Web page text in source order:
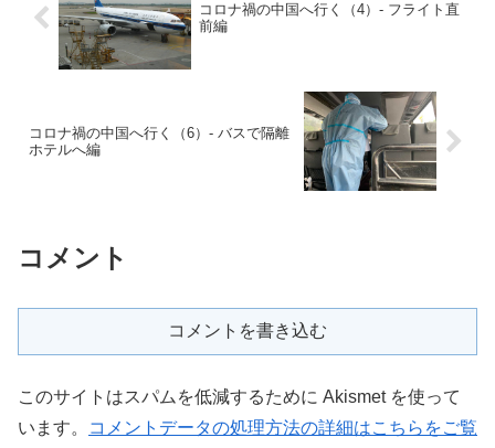
コロナ禍の中国へ行く（4）- フライト直
前編
コロナ禍の中国へ行く（6）- バスで隔離
ホテルへ編
コメント
コメントを書き込む
このサイトはスパムを低減するために Akismet を使って
います。
コメントデータの処理方法の詳細はこちらをご覧